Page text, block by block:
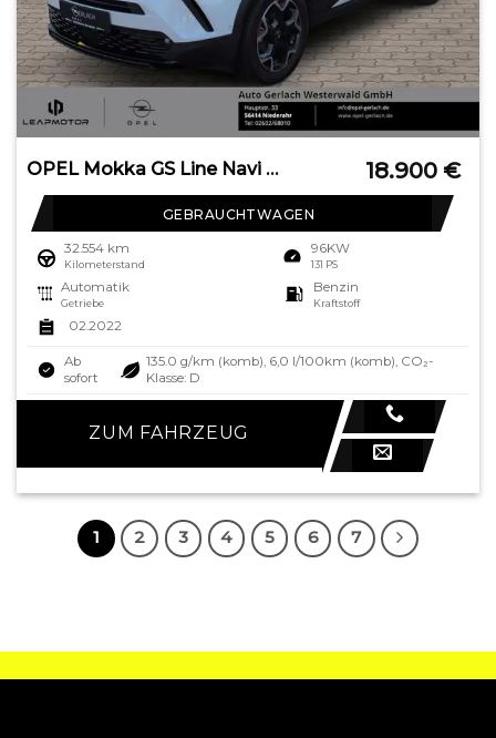
OPEL Mokka GS Line Navi Digitales Cockpit LED Blendfr 18.900 €
GEBRAUCHTWAGEN
32.554 km
Kilometerstand
96KW
131 PS
Automatik
Getriebe
Benzin
Kraftstoff
02.2022
Ab
sofort
135.0 g/km (komb), 6,0 l/100km (komb), CO₂-
Klasse: D
ZUM FAHRZEUG
1 2 3 4 5 6 7